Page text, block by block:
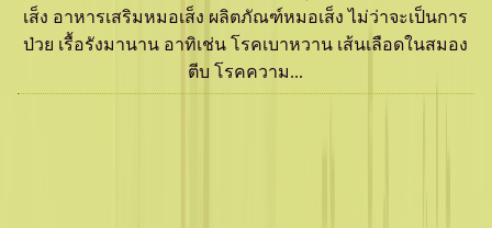
เส็ง อาหารเสริมหมอเส็ง ผลิตภัณฑ์หมอเส็ง ไม่ว่าจะเป็นการ
ป่วย เรื้อรังมานาน อาทิเช่น โรคเบาหวาน เส้นเลือดในสมอง
ตีบ โรคความ...